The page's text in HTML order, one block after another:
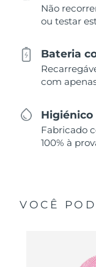
Não
ou testar
Bateria
com
Higiénico
Fabricado
100% à
VOCÊ